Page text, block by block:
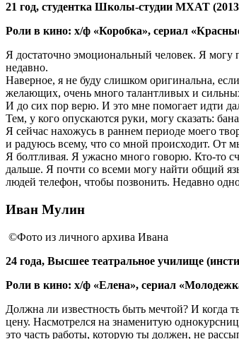
21 год, студентка Школы-студии МХАТ
Роли в кино: х/ф «Коробка», сериал
Я достаточно эмоциональный человек. Я могу
недавно.
Наверное, я не буду слишком оригинальна,
желающих, очень много талантливых и
И до сих пор верю. И это мне помогает идти
Тем, у кого опускаются руки, могу сказать:
Я сейчас нахожусь в раннем периоде моего
и радуюсь всему, что со мной происходит. От
Я болтливая. Я ужасно много говорю. Кто-то
дальше. Я почти со всеми могу найти общий
людей телефон, чтобы позвонить. Недавно
Иван Мулин
©Фото из личного архива Ивана
24 года, Высшее театральное училище
Роли в кино: х/ф «Елена», сериал
Должна ли известность быть мечтой? И когда
цену. Насмотрелся на знаменитую
это часть работы, которую ты должен, не